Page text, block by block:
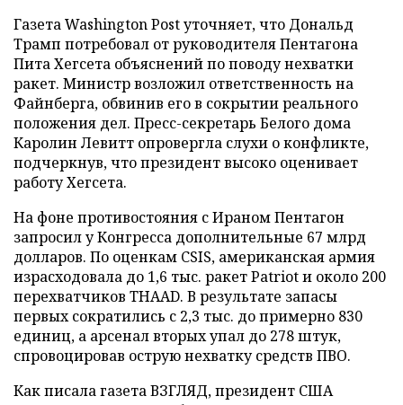
Газета Washington Post уточняет, что Дональд
Трамп потребовал от руководителя Пентагона
Пита Хегсета объяснений по поводу нехватки
ракет. Министр возложил ответственность на
Файнберга, обвинив его в сокрытии реального
положения дел. Пресс-секретарь Белого дома
Каролин Левитт опровергла слухи о конфликте,
подчеркнув, что президент высоко оценивает
работу Хегсета.
На фоне противостояния с Ираном Пентагон
запросил у Конгресса дополнительные 67 млрд
долларов. По оценкам CSIS, американская армия
израсходовала до 1,6 тыс. ракет Patriot и около 200
перехватчиков THAAD. В результате запасы
первых сократились с 2,3 тыс. до примерно 830
единиц, а арсенал вторых упал до 278 штук,
спровоцировав острую нехватку средств ПВО.
Как писала газета ВЗГЛЯД, президент США